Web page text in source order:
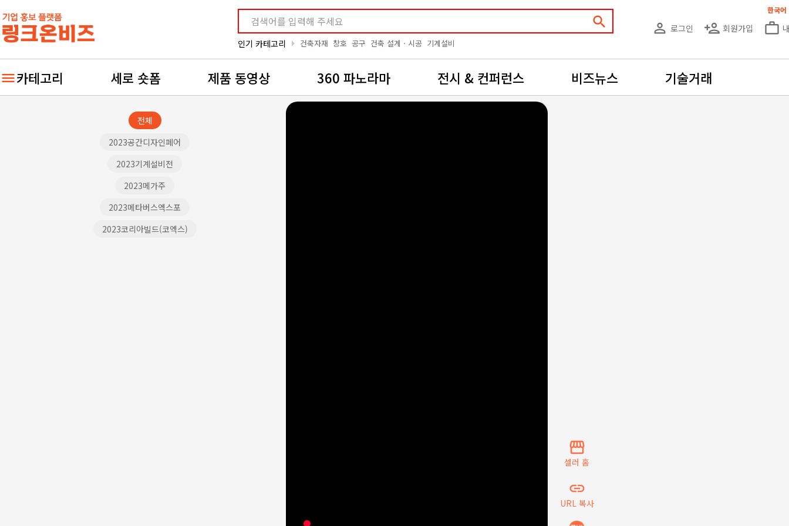
search
인기 카테고리 arrow_right 건축자재 창호 공구 건축 설계ㆍ시공 기계설비
person_outline 로그인 person_add 회원가입 work_outline
한국어
카테고리 세로 숏폼 제품 동영상 360 파노라마 전시 & 컨퍼런스 비즈뉴스 기술거래
전체
2023공간디자인페어
2023기계설비전
2023메가주
2023메타버스엑스포
2023코리아빌드(코엑스)
storefront
셀러 홈
insert_link
URL 복사